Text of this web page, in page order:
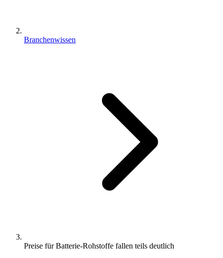
Branchenwissen
Preise für Batterie-Rohstoffe fallen teils deutlich